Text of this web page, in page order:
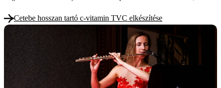
Cetebe hosszan tartó c-vitamin TVC elkészítése